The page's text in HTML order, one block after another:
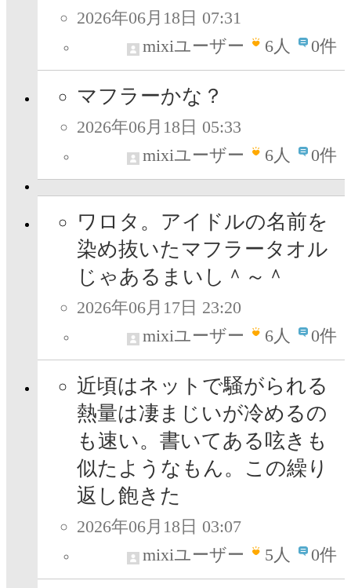
2026年06月18日 07:31
mixiユーザー
6人 0件
マフラーかな？
2026年06月18日 05:33
mixiユーザー
6人 0件
ワロタ。アイドルの名前を
染め抜いたマフラータオル
じゃあるまいし＾～＾
2026年06月17日 23:20
mixiユーザー
6人 0件
近頃はネットで騒がられる
熱量は凄まじいが冷めるの
も速い。書いてある呟きも
似たようなもん。この繰り
返し飽きた
2026年06月18日 03:07
mixiユーザー
5人 0件